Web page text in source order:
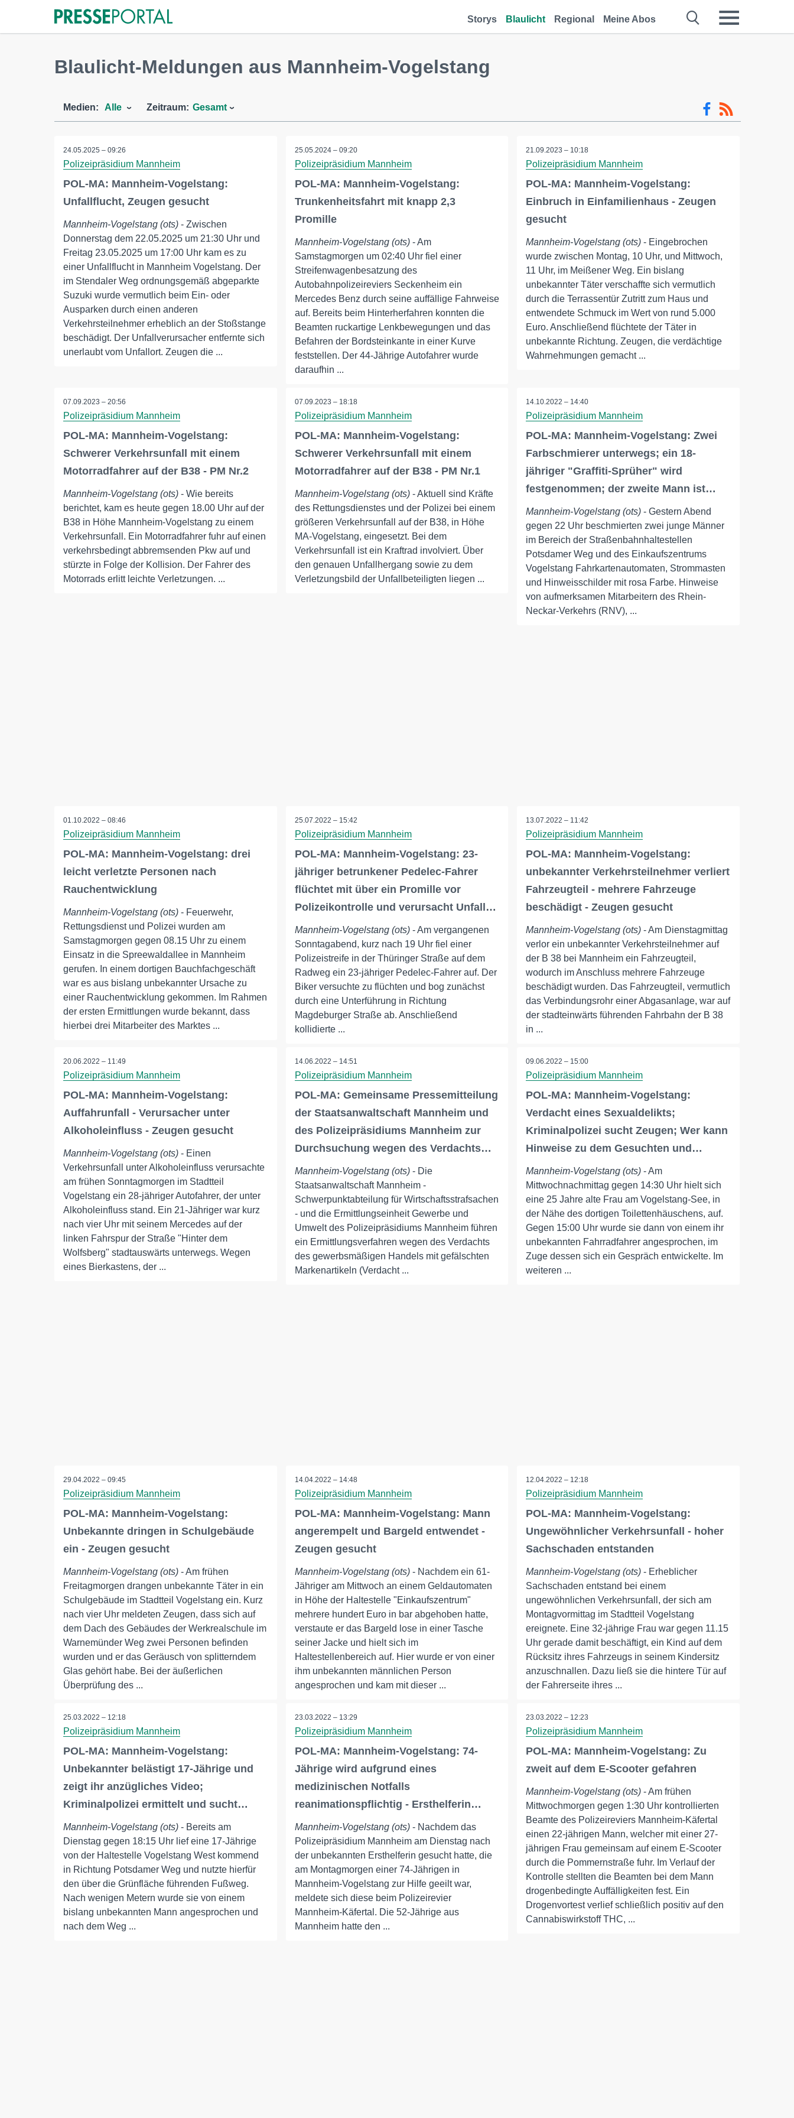
Storys Blaulicht Regional Meine Abos
Blaulicht-Meldungen aus Mannheim-Vogelstang
Medien: Alle Zeitraum: Gesamt
24.05.2025 – 09:26
Polizeipräsidium Mannheim
POL-MA: Mannheim-Vogelstang:
Unfallflucht, Zeugen gesucht
Mannheim-Vogelstang (ots) - Zwischen
Donnerstag dem 22.05.2025 um 21:30 Uhr und
Freitag 23.05.2025 um 17:00 Uhr kam es zu
einer Unfallflucht in Mannheim Vogelstang. Der
im Stendaler Weg ordnungsgemäß abgeparkte
Suzuki wurde vermutlich beim Ein- oder
Ausparken durch einen anderen
Verkehrsteilnehmer erheblich an der Stoßstange
beschädigt. Der Unfallverursacher entfernte sich
unerlaubt vom Unfallort. Zeugen die ...
25.05.2024 – 09:20
Polizeipräsidium Mannheim
POL-MA: Mannheim-Vogelstang:
Trunkenheitsfahrt mit knapp 2,3
Promille
Mannheim-Vogelstang (ots)- Am
Samstagmorgen um 02:40 Uhr fiel einer
Streifenwagenbesatzung des
Autobahnpolizeireviers Seckenheim ein
Mercedes Benz durch seine auffällige Fahrweise
auf. Bereits beim Hinterherfahren konnten die
Beamten ruckartige Lenkbewegungen und das
Befahren der Bordsteinkante in einer Kurve
feststellen. Der 44-Jährige Autofahrer wurde
daraufhin ...
21.09.2023 – 10:18
Polizeipräsidium Mannheim
POL-MA: Mannheim-Vogelstang:
Einbruch in Einfamilienhaus - Zeugen
gesucht
Mannheim-Vogelstang (ots) - Eingebrochen
wurde zwischen Montag, 10 Uhr, und Mittwoch,
11 Uhr, im Meißener Weg. Ein bislang
unbekannter Täter verschaffte sich vermutlich
durch die Terrassentür Zutritt zum Haus und
entwendete Schmuck im Wert von rund 5.000
Euro. Anschließend flüchtete der Täter in
unbekannte Richtung. Zeugen, die verdächtige
Wahrnehmungen gemacht ...
07.09.2023 – 20:56
Polizeipräsidium Mannheim
POL-MA: Mannheim-Vogelstang:
Schwerer Verkehrsunfall mit einem
Motorradfahrer auf der B38 - PM Nr.2
Mannheim-Vogelstang (ots) - Wie bereits
berichtet, kam es heute gegen 18.00 Uhr auf der
B38 in Höhe Mannheim-Vogelstang zu einem
Verkehrsunfall. Ein Motorradfahrer fuhr auf einen
verkehrsbedingt abbremsenden Pkw auf und
stürzte in Folge der Kollision. Der Fahrer des
Motorrads erlitt leichte Verletzungen. ...
07.09.2023 – 18:18
Polizeipräsidium Mannheim
POL-MA: Mannheim-Vogelstang:
Schwerer Verkehrsunfall mit einem
Motorradfahrer auf der B38 - PM Nr.1
Mannheim-Vogelstang (ots)- Aktuell sind Kräfte
des Rettungsdienstes und der Polizei bei einem
größeren Verkehrsunfall auf der B38, in Höhe
MA-Vogelstang, eingesetzt. Bei dem
Verkehrsunfall ist ein Kraftrad involviert. Über
den genauen Unfallhergang sowie zu dem
Verletzungsbild der Unfallbeteiligten liegen ...
14.10.2022 – 14:40
Polizeipräsidium Mannheim
POL-MA: Mannheim-Vogelstang: Zwei
Farbschmierer unterwegs; ein 18-
jähriger "Graffiti-Sprüher" wird
festgenommen; der zweite Mann ist…
Mannheim-Vogelstang (ots) - Gestern Abend
gegen 22 Uhr beschmierten zwei junge Männer
im Bereich der Straßenbahnhaltestellen
Potsdamer Weg und des Einkaufszentrums
Vogelstang Fahrkartenautomaten, Strommasten
und Hinweisschilder mit rosa Farbe. Hinweise
von aufmerksamen Mitarbeitern des Rhein-
Neckar-Verkehrs (RNV), ...
01.10.2022 – 08:46
Polizeipräsidium Mannheim
POL-MA: Mannheim-Vogelstang: drei
leicht verletzte Personen nach
Rauchentwicklung
Mannheim-Vogelstang (ots) - Feuerwehr,
Rettungsdienst und Polizei wurden am
Samstagmorgen gegen 08.15 Uhr zu einem
Einsatz in die Spreewaldallee in Mannheim
gerufen. In einem dortigen Bauchfachgeschäft
war es aus bislang unbekannter Ursache zu
einer Rauchentwicklung gekommen. Im Rahmen
der ersten Ermittlungen wurde bekannt, dass
hierbei drei Mitarbeiter des Marktes ...
25.07.2022 – 15:42
Polizeipräsidium Mannheim
POL-MA: Mannheim-Vogelstang: 23-
jähriger betrunkener Pedelec-Fahrer
flüchtet mit über ein Promille vor
Polizeikontrolle und verursacht Unfall…
Mannheim-Vogelstang (ots)- Am vergangenen
Sonntagabend, kurz nach 19 Uhr fiel einer
Polizeistreife in der Thüringer Straße auf dem
Radweg ein 23-jähriger Pedelec-Fahrer auf. Der
Biker versuchte zu flüchten und bog zunächst
durch eine Unterführung in Richtung
Magdeburger Straße ab. Anschließend
kollidierte ...
13.07.2022 – 11:42
Polizeipräsidium Mannheim
POL-MA: Mannheim-Vogelstang:
unbekannter Verkehrsteilnehmer verliert
Fahrzeugteil - mehrere Fahrzeuge
beschädigt - Zeugen gesucht
Mannheim-Vogelstang (ots) - Am Dienstagmittag
verlor ein unbekannter Verkehrsteilnehmer auf
der B 38 bei Mannheim ein Fahrzeugteil,
wodurch im Anschluss mehrere Fahrzeuge
beschädigt wurden. Das Fahrzeugteil, vermutlich
das Verbindungsrohr einer Abgasanlage, war auf
der stadteinwärts führenden Fahrbahn der B 38
in ...
20.06.2022 – 11:49
Polizeipräsidium Mannheim
POL-MA: Mannheim-Vogelstang:
Auffahrunfall - Verursacher unter
Alkoholeinfluss - Zeugen gesucht
Mannheim-Vogelstang (ots) - Einen
Verkehrsunfall unter Alkoholeinfluss verursachte
am frühen Sonntagmorgen im Stadtteil
Vogelstang ein 28-jähriger Autofahrer, der unter
Alkoholeinfluss stand. Ein 21-Jähriger war kurz
nach vier Uhr mit seinem Mercedes auf der
linken Fahrspur der Straße "Hinter dem
Wolfsberg" stadtauswärts unterwegs. Wegen
eines Bierkastens, der ...
14.06.2022 – 14:51
Polizeipräsidium Mannheim
POL-MA: Gemeinsame Pressemitteilung
der Staatsanwaltschaft Mannheim und
des Polizeipräsidiums Mannheim zur
Durchsuchung wegen des Verdachts…
Mannheim-Vogelstang (ots)- Die
Staatsanwaltschaft Mannheim -
Schwerpunktabteilung für Wirtschaftsstrafsachen
- und die Ermittlungseinheit Gewerbe und
Umwelt des Polizeipräsidiums Mannheim führen
ein Ermittlungsverfahren wegen des Verdachts
des gewerbsmäßigen Handels mit gefälschten
Markenartikeln (Verdacht ...
09.06.2022 – 15:00
Polizeipräsidium Mannheim
POL-MA: Mannheim-Vogelstang:
Verdacht eines Sexualdelikts;
Kriminalpolizei sucht Zeugen; Wer kann
Hinweise zu dem Gesuchten und…
Mannheim-Vogelstang (ots) - Am
Mittwochnachmittag gegen 14:30 Uhr hielt sich
eine 25 Jahre alte Frau am Vogelstang-See, in
der Nähe des dortigen Toilettenhäuschens, auf.
Gegen 15:00 Uhr wurde sie dann von einem ihr
unbekannten Fahrradfahrer angesprochen, im
Zuge dessen sich ein Gespräch entwickelte. Im
weiteren ...
29.04.2022 – 09:45
Polizeipräsidium Mannheim
POL-MA: Mannheim-Vogelstang:
Unbekannte dringen in Schulgebäude
ein - Zeugen gesucht
Mannheim-Vogelstang (ots) - Am frühen
Freitagmorgen drangen unbekannte Täter in ein
Schulgebäude im Stadtteil Vogelstang ein. Kurz
nach vier Uhr meldeten Zeugen, dass sich auf
dem Dach des Gebäudes der Werkrealschule im
Warnemünder Weg zwei Personen befinden
wurden und er das Geräusch von splitterndem
Glas gehört habe. Bei der äußerlichen
Überprüfung des ...
14.04.2022 – 14:48
Polizeipräsidium Mannheim
POL-MA: Mannheim-Vogelstang: Mann
angerempelt und Bargeld entwendet -
Zeugen gesucht
Mannheim-Vogelstang (ots)- Nachdem ein 61-
Jähriger am Mittwoch an einem Geldautomaten
in Höhe der Haltestelle "Einkaufszentrum"
mehrere hundert Euro in bar abgehoben hatte,
verstaute er das Bargeld lose in einer Tasche
seiner Jacke und hielt sich im
Haltestellenbereich auf. Hier wurde er von einer
ihm unbekannten männlichen Person
angesprochen und kam mit dieser ...
12.04.2022 – 12:18
Polizeipräsidium Mannheim
POL-MA: Mannheim-Vogelstang:
Ungewöhnlicher Verkehrsunfall - hoher
Sachschaden entstanden
Mannheim-Vogelstang (ots) - Erheblicher
Sachschaden entstand bei einem
ungewöhnlichen Verkehrsunfall, der sich am
Montagvormittag im Stadtteil Vogelstang
ereignete. Eine 32-jährige Frau war gegen 11.15
Uhr gerade damit beschäftigt, ein Kind auf dem
Rücksitz ihres Fahrzeugs in seinem Kindersitz
anzuschnallen. Dazu ließ sie die hintere Tür auf
der Fahrerseite ihres ...
25.03.2022 – 12:18
Polizeipräsidium Mannheim
POL-MA: Mannheim-Vogelstang:
Unbekannter belästigt 17-Jährige und
zeigt ihr anzügliches Video;
Kriminalpolizei ermittelt und sucht…
Mannheim-Vogelstang (ots) - Bereits am
Dienstag gegen 18:15 Uhr lief eine 17-Jährige
von der Haltestelle Vogelstang West kommend
in Richtung Potsdamer Weg und nutzte hierfür
den über die Grünfläche führenden Fußweg.
Nach wenigen Metern wurde sie von einem
bislang unbekannten Mann angesprochen und
nach dem Weg ...
23.03.2022 – 13:29
Polizeipräsidium Mannheim
POL-MA: Mannheim-Vogelstang: 74-
Jährige wird aufgrund eines
medizinischen Notfalls
reanimationspflichtig - Ersthelferin…
Mannheim-Vogelstang (ots)- Nachdem das
Polizeipräsidium Mannheim am Dienstag nach
der unbekannten Ersthelferin gesucht hatte, die
am Montagmorgen einer 74-Jährigen in
Mannheim-Vogelstang zur Hilfe geeilt war,
meldete sich diese beim Polizeirevier
Mannheim-Käfertal. Die 52-Jährige aus
Mannheim hatte den ...
23.03.2022 – 12:23
Polizeipräsidium Mannheim
POL-MA: Mannheim-Vogelstang: Zu
zweit auf dem E-Scooter gefahren
Mannheim-Vogelstang (ots) - Am frühen
Mittwochmorgen gegen 1:30 Uhr kontrollierten
Beamte des Polizeireviers Mannheim-Käfertal
einen 22-jährigen Mann, welcher mit einer 27-
jährigen Frau gemeinsam auf einem E-Scooter
durch die Pommernstraße fuhr. Im Verlauf der
Kontrolle stellten die Beamten bei dem Mann
drogenbedingte Auffälligkeiten fest. Ein
Drogenvortest verlief schließlich positiv auf den
Cannabiswirkstoff THC, ...